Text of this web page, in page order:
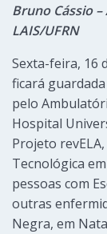
Bruno Cássio
LAIS/UFRN
Sexta-feira, 16
ficará
pelo
Hospital
Projeto
Tecnológica
pessoas com
outras
Negra, em